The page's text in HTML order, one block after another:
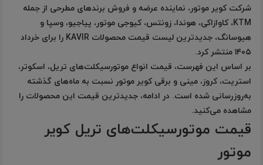
شرکت کویر موتور، نماینده عرضه و فروش برندهای مطرحی از جمله
KTM، کاوازاکی، هوندا، زونتس، کیوجی موتور، پیاجیو، وسپا و
هیوسانگ، جدیدترین لیست قیمت محصولات KAVIR را برای خرداد
۱۴۰۵ منتشر کرد.
بر اساس این فهرست، قیمت انواع موتورسیکلت‌های تریل، اسکوتر،
استریت، کروز، مینی و برقی کویر موتور نسبت به ماه‌های گذشته
به‌روزرسانی شده است. در ادامه، جدیدترین قیمت این محصولات را
مشاهده می‌کنید.
قیمت موتورسیکلت‌های تریل کویر
موتور